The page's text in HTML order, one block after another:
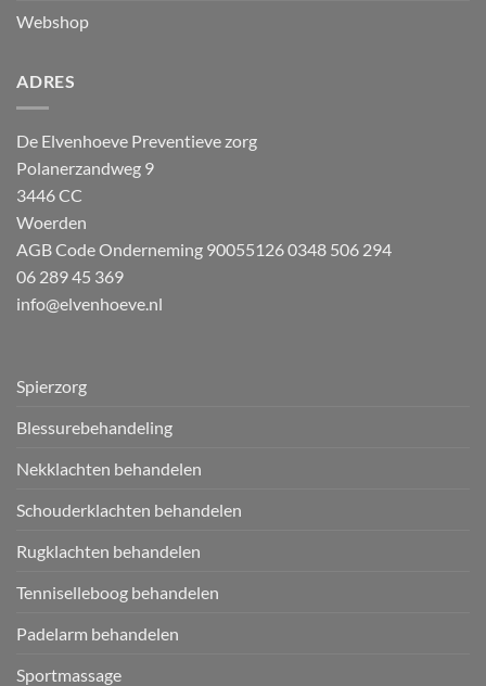
Webshop
ADRES
De Elvenhoeve Preventieve zorg
Polanerzandweg 9
3446 CC
Woerden
AGB Code Onderneming 900551260348 506 294
06 289 45 369
info@elvenhoeve.nl
Spierzorg
Blessurebehandeling
Nekklachten behandelen
Schouderklachten behandelen
Rugklachten behandelen
Tenniselleboog behandelen
Padelarm behandelen
Sportmassage